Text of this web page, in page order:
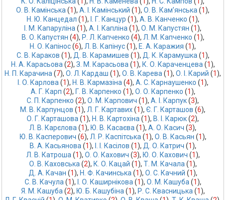
О. В. Камінська (1), А. І. Камінський (1), О. В. Кам’янська (1),
Н. Ю. Канцедал (1), І. Г. Канцур (1), А. В. Канченко (1),
І. М. Капаруліна (1), А. І. Капліна (1), О. М. Капустян (1),
В. О. Капустян (4), Р. Л. Капченко (4), Л. М. Капченко (1),
Н. О. Капінос (6), Л. В. Капінус (1), Е. А. Каражия (1),
С. В. Караков (1), Д. В. Карамишев (1), Д. К. Карамушка (1),
Н. А. Карасьова (2), З. М. Карасьова (1), К. О. Караченцева (1),
Н. П. Карачина (7), О. Л. Кардаш (1), О. В. Карева (1), О. І. Карий (1),
І. О. Карлова (1), Н. В. Кармазіна (4), А. С. Карнаушенко (1),
А. Г. Карп (2), Г. В. Карпенко (1), О. О. Карпенко (1),
С. П. Карпенко (2), О. М. Карпович (1), А. І. Карпук (3),
М. В. Карпунцов (1), Л. Г. Картавих (1), Є. Г. Карташов (6),
О. Г. Карташова (1), Н. В. Картохіна (1), В. І. Карюк (2),
Л. В. Карєлова (1), Ю. В. Касаєва (1), А. О. Касич (3),
Ю. В. Касперович (6), Л. Р. Каспітська (1), О. В. Касьян (1),
В. А. Касьянова (1), І. І. Касілов (1), Д. О. Катрич (1),
Л. В. Катроша (1), О. О. Кахович (3), Ю. О. Кахович (1),
О. В. Каховська (2), К. О. Кацай (1), Т. М. Качала (1),
Д. А. Качан (1), Н. Ф. Качинська (1), О. С. Качний (1),
С. В. Качула (1), І. О. Каширнікова (1), О. М. Кашуба (1),
Я. М. Кашуба (2), Ю. Б. Кашубіна (1), Р. С. Квасницька (1),